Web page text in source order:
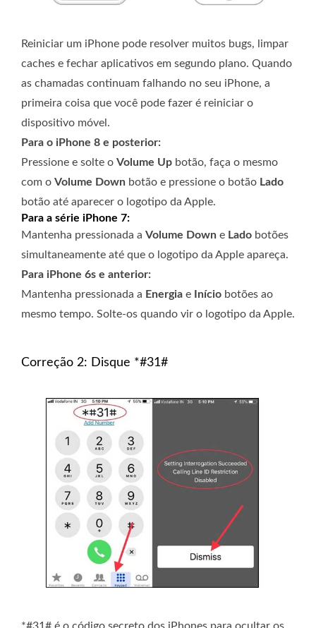
Reiniciar um iPhone pode resolver muitos bugs, limpar
caches e fechar aplicativos em segundo plano. Quando
as chamadas continuam falhando no seu iPhone, a
primeira coisa que você pode fazer é reiniciar o
dispositivo móvel.
Para o iPhone 8 e posterior:
Pressione e solte o Volume Up botão, faça o mesmo
com o Volume Down botão e pressione o botão Lado
botão até aparecer o logotipo da Apple.
Para a série iPhone 7:
Mantenha pressionada a Volume Down e Lado botões
simultaneamente até que o logotipo da Apple apareça.
Para iPhone 6s e anterior:
Mantenha pressionada a Energia e Início botões ao
mesmo tempo. Solte-os quando vir o logotipo da Apple.
Correção 2: Disque *#31#